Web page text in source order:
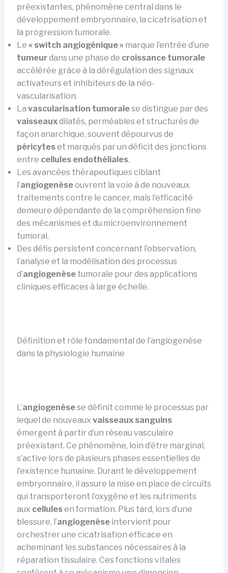
préexistantes, phénomène central dans le
développement embryonnaire, la cicatrisation et
la progression tumorale.
Le « switch angiogénique » marque l’entrée d’une
tumeurdans une phase de croissance tumorale
accélérée grâce à la dérégulation des signaux
activateurs et inhibiteurs de la néo-
vascularisation.
La vascularisation tumoralese distingue par des
vaisseauxdilatés, perméables et structurés de
façon anarchique, souvent dépourvus de
péricyteset marqués par un déficit des jonctions
entre cellules endothéliales.
Les avancées thérapeutiques ciblant
l’angiogenèseouvrent la voie à de nouveaux
traitements contre le cancer, mais l’efficacité
demeure dépendante de la compréhension fine
des mécanismes et du microenvironnement
tumoral.
Des défis persistent concernant l’observation,
l’analyse et la modélisation des processus
d’angiogenèsetumorale pour des applications
cliniques efficaces à large échelle.
Définition et rôle fondamental de l’angiogenèse
dans la physiologie humaine
L’angiogenèsese définit comme le processus par
lequel de nouveaux vaisseaux sanguins
émergent à partir d’un réseau vasculaire
préexistant. Ce phénomène, loin d’être marginal,
s’active lors de plusieurs phases essentielles de
l’existence humaine. Durant le développement
embryonnaire, il assure la mise en place de circuits
qui transporteront l’oxygène et les nutriments
aux cellulesen formation. Plus tard, lors d’une
blessure, l’angiogenèseintervient pour
orchestrer une cicatrisation efficace en
acheminant les substances nécessaires à la
réparation tissulaire. Ces fonctions vitales